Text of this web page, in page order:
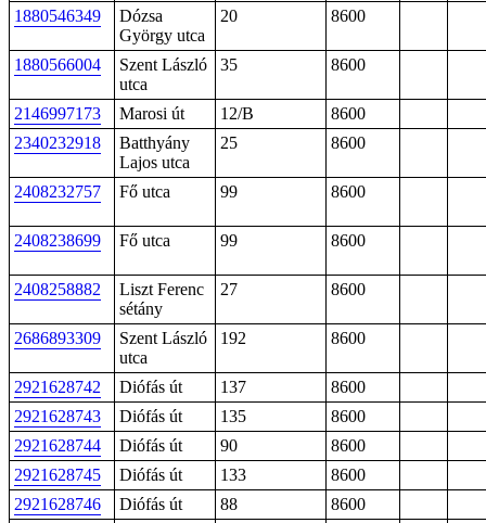
1880546349
Dózsa
György utca
20 8600
1880566004
Szent László
utca
35 8600
2146997173 Marosi út 12/B
8600
2340232918
Batthyány
Lajos utca
25 8600
2408232757 Fő utca 99 8600
2408238699 Fő utca 99 8600
2408258882
Liszt Ferenc
sétány
27 8600
2686893309
Szent László
utca
192 8600
2921628742 Diófás út 137
8600
2921628743
Diófás út 135
8600
2921628744
Diófás út 90
8600
2921628745
Diófás út 133
8600
2921628746
Diófás út 88
8600